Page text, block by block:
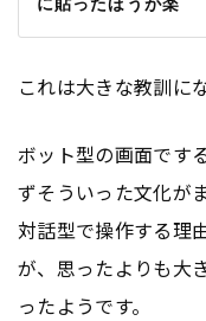
これは大きな教訓に
ボット型の画面です
ずそういった文化が
対話型で操作する理
が、思ったよりも大
ったようです。